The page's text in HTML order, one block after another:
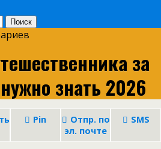
за
знать 2026
Pin
Отпр. по
эл. почте
SMS